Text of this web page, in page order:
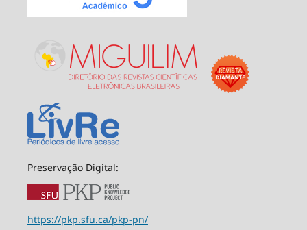
Preservação Digital:
https://pkp.sfu.ca/pkp-pn/